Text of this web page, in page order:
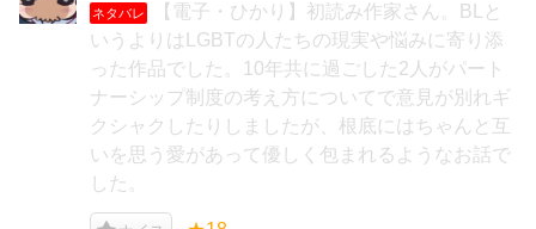
ネタバレ
【電子・ひかり】初読み作家さん。BLと
いうよりはLGBTの人たちの現実や悩みに寄り添
った作品でした。10年共に過ごした2人がパート
ナーシップ制度の考え方についてで意見が別れギ
クシャクしたりしましたが、根底にはちゃんと互
いを思う愛があって優しく包まれるようなお話で
した。